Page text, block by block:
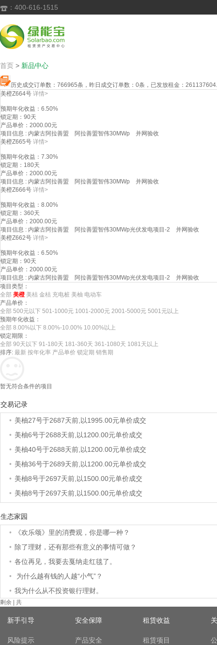
 ：400-616-1515
首页 > 新品中心
历史成交订单数： 766965条，昨日成交订单数： 0条，已发放租金：
美橙Z664号 详情>
预期年化收益 ：6.50%
锁定期 ：90天
产品单价 ：2000.00元
项目信息 : 内蒙古阿拉善盟 阿拉善盟智伟30MWp 并网验收
美橙Z665号 详情>
预期年化收益 ：7.30%
锁定期 ：180天
产品单价 ：2000.00元
项目信息 : 内蒙古阿拉善盟 阿拉善盟智伟30MWp 并网验收
美橙Z666号 详情>
预期年化收益 ：8.00%
锁定期 ：360天
产品单价 ：2000.00元
项目信息 : 内蒙古阿拉善盟 阿拉善盟智伟30MWp光伏发电项目-2 并网验收
美橙Z662号 详情>
预期年化收益 ：6.50%
锁定期 ：90天
产品单价 ：2000.00元
项目信息 : 内蒙古阿拉善盟 阿拉善盟智伟30MWp光伏发电项目-2 并网验收
项目类型：
全部 美橙 美桔 金桔 充电桩 美柚 电动车
产品单价：
全部 500元以下 501-1000元 1001-2000元 2001-5000元 5001元以上
预期年化收益：
全部 8.00%以下 8.00%-10.00% 10.00%以上
锁定期限：
全部 90天以下 91-180天 181-360天 361-1080天 1081天以上
排序: 最新 按年化率 产品单价 锁定期 销售期
暂无符合条件的项目
交易记录
• 美柚27号于2687天前,以1995.00元单价成交
• 美柚6号于2688天前,以1200.00元单价成交
• 美柚40号于2688天前,以1200.00元单价成交
• 美柚36号于2689天前,以1200.00元单价成交
• 美柚8号于2697天前,以1500.00元单价成交
• 美柚8号于2697天前,以1500.00元单价成交
•
美柚5号于2700天前,以1499.00元单价成交
美柚18号于2700天前,以2000.00元单价成交
美柚5号于2701天前,以1499.00元单价成交
美柚3号于2701天前,以1500.00元单价成交
美柚38号于2702天前,以1500.00元单价成交
美柚20号于2716天前,以1495.00元单价成交
• 美柚10号于2718天前,以2000.00元单价成交
• 美柚8号于2721天前,以1490.00元单价成交
生态家园
•
《欢乐颂》里的消费观，你是哪一种？
• 除了理财，还有那些有意义的事情可做？
• 各位再见，我要去戛纳走红毯了。
•
为什么越有钱的人越“小气”？
• 我为什么从不投资银行理财。
剩余 | 共
新手引导
风险提示
安全保障
产品安全
租赁收益
租赁项目